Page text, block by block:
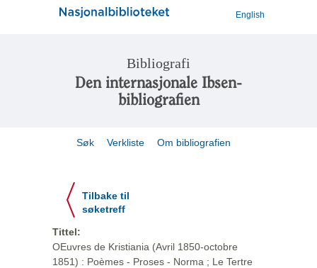
English
Bibliografi
Den internasjonale Ibsen-
bibliografien
Søk Verkliste Om bibliografien
Tilbake til
søketreff
Tittel:
OEuvres de Kristiania (Avril 1850-octobre
1851) : Poèmes - Proses - Norma ; Le Tertre